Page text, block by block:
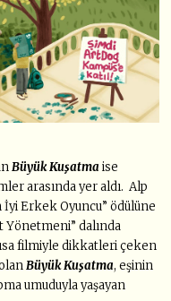
Büyük Kuşatma ise
arasında yer aldı. Alp
Erkek Oyuncu” ödülüne
Yönetmeni” dalında
filmiyle dikkatleri çeken
Büyük Kuşatma, eşinin
umuduyla yaşayan